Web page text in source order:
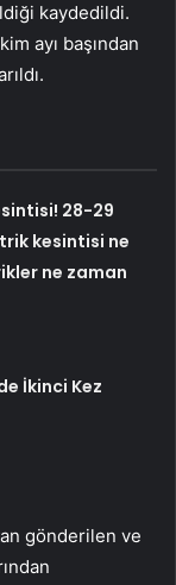
kaydedildi.
ayı başından
28-29
kesintisi ne
ne zaman
İkinci Kez
gönderilen ve